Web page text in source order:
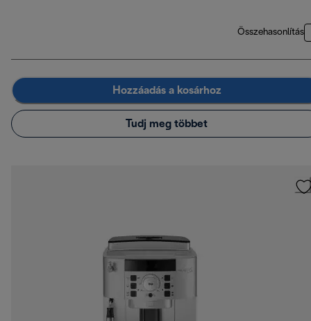
Összehasonlítás
Hozzáadás a kosárhoz
Tudj meg többet